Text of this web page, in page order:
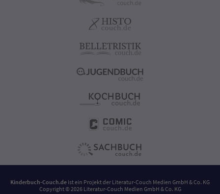
Kinderbuch-Couch.de ist ein Projekt der Literatur-Couch Medien GmbH & Co. KG
Copyright © 2026 Literatur-Couch Medien GmbH & Co. KG